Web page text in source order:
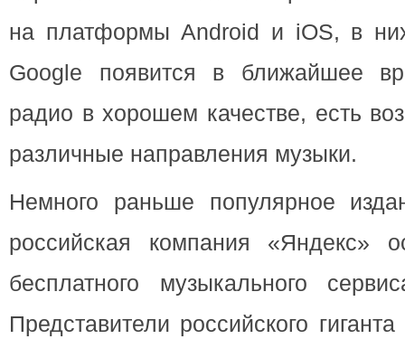
на платформы Android и iOS, в
Google появится в ближайшее
радио в хорошем качестве, есть
различные направления музыки.
Немного раньше популярное
российская компания «Яндекс»
бесплатного музыкального
Представители российского